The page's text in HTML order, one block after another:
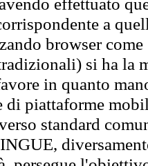
a
browser
si ha la
in quanto
di piattaforme
standard